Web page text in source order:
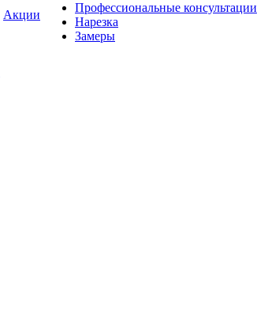
Акции
Профессиональные консультации
Нарезка
Замеры